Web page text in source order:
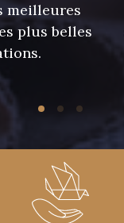
meilleures
plus belles